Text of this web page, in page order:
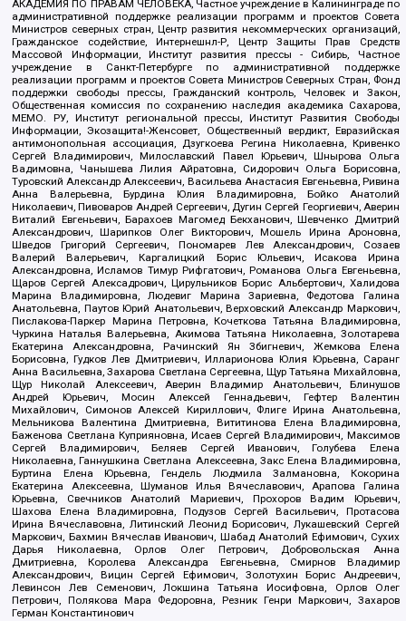
АКАДЕМИЯ ПО ПРАВАМ ЧЕЛОВЕКА, Частное учреждение в Калининграде по
административной поддержке реализации программ и проектов Совета
Министров северных стран, Центр развития некоммерческих организаций,
Гражданское содействие, Интернешнл-Р, Центр Защиты Прав Средств
Массовой Информации, Институт развития прессы - Сибирь, Частное
учреждение в Санкт-Петербурге по административной поддержке
реализации программ и проектов Совета Министров Северных Стран, Фонд
поддержки свободы прессы, Гражданский контроль, Человек и Закон,
Общественная комиссия по сохранению наследия академика Сахарова,
МЕМО. РУ, Институт региональной прессы, Институт Развития Свободы
Информации, Экозащита!-Женсовет, Общественный вердикт, Евразийская
антимонопольная ассоциация, Дзугкоева Регина Николаевна, Кривенко
Сергей Владимирович, Милославский Павел Юрьевич, Шнырова Ольга
Вадимовна, Чанышева Лилия Айратовна, Сидорович Ольга Борисовна,
Туровский Александр Алексеевич, Васильева Анастасия Евгеньевна, Ривина
Анна Валерьевна, Бурдина Юлия Владимировна, Бойко Анатолий
Николаевич, Пивоваров Андрей Сергеевич, Дугин Сергей Георгиевич, Аверин
Виталий Евгеньевич, Барахоев Магомед Бекханович, Шевченко Дмитрий
Александрович, Шарипков Олег Викторович, Мошель Ирина Ароновна,
Шведов Григорий Сергеевич, Пономарев Лев Александрович, Созаев
Валерий Валерьевич, Каргалицкий Борис Юльевич, Исакова Ирина
Александровна, Исламов Тимур Рифгатович, Романова Ольга Евгеньевна,
Щаров Сергей Алексадрович, Цирульников Борис Альбертович, Халидова
Марина Владимировна, Людевиг Марина Зариевна, Федотова Галина
Анатольевна, Паутов Юрий Анатольевич, Верховский Александр Маркович,
Пислакова-Паркер Марина Петровна, Кочеткова Татьяна Владимировна,
Чуркина Наталья Валерьевна, Акимова Татьяна Николаевна, Золотарева
Екатерина Александровна, Рачинский Ян Збигневич, Жемкова Елена
Борисовна, Гудков Лев Дмитриевич, Илларионова Юлия Юрьевна, Саранг
Анна Васильевна, Захарова Светлана Сергеевна, Щур Татьяна Михайловна,
Щур Николай Алексеевич, Аверин Владимир Анатольевич, Блинушов
Андрей Юрьевич, Мосин Алексей Геннадьевич, Гефтер Валентин
Михайлович, Симонов Алексей Кириллович, Флиге Ирина Анатольевна,
Мельникова Валентина Дмитриевна, Вититинова Елена Владимировна,
Баженова Светлана Куприяновна, Исаев Сергей Владимирович, Максимов
Сергей Владимирович, Беляев Сергей Иванович, Голубева Елена
Николаевна, Ганнушкина Светлана Алексеевна, Закс Елена Владимировна,
Буртина Елена Юрьевна, Гендель Людмила Залмановна, Кокорина
Екатерина Алексеевна, Шуманов Илья Вячеславович, Арапова Галина
Юрьевна, Свечников Анатолий Мариевич, Прохоров Вадим Юрьевич,
Шахова Елена Владимировна, Подузов Сергей Васильевич, Протасова
Ирина Вячеславовна, Литинский Леонид Борисович, Лукашевский Сергей
Маркович, Бахмин Вячеслав Иванович, Шабад Анатолий Ефимович, Сухих
Дарья Николаевна, Орлов Олег Петрович, Добровольская Анна
Дмитриевна, Королева Александра Евгеньевна, Смирнов Владимир
Александрович, Вицин Сергей Ефимович, Золотухин Борис Андреевич,
Левинсон Лев Семенович, Локшина Татьяна Иосифовна, Орлов Олег
Петрович, Полякова Мара Федоровна, Резник Генри Маркович, Захаров
Герман Константинович